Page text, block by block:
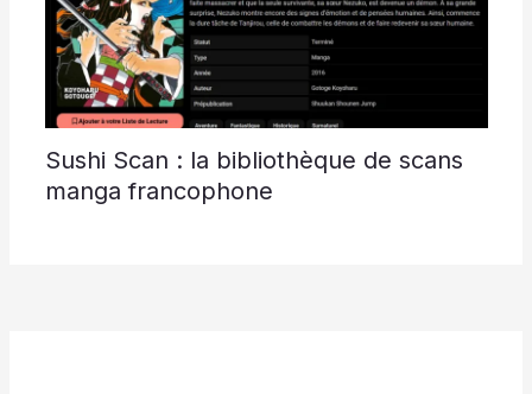
Sushi Scan : la bibliothèque de scans
manga francophone